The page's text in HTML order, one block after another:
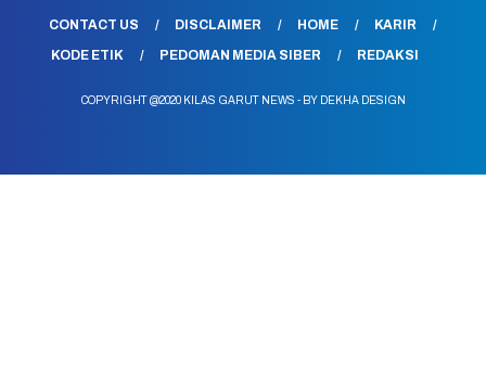
CONTACT US DISCLAIMER HOME
KARIR
KODE ETIK
PEDOMAN MEDIA SIBER REDAKSI
COPYRIGHT @2020 KILAS GARUT NEWS - BY DEKHA DESIGN